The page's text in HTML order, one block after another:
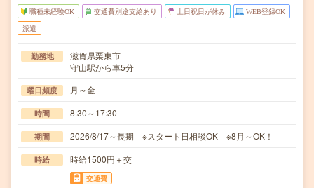
職種未経験OK 交通費別途支給あり 土日祝日が休み WEB登録OK
派遣
勤務地
滋賀県栗東市
守山駅から車5分
曜日頻度 月～金
時間 8:30～17:30
期間 2026/8/17～長期 ※スタート日相談OK ※8月～OK！
時給 時給1500円＋交
交通費